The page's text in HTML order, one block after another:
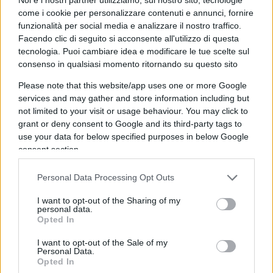
come i cookie per personalizzare contenuti e annunci, fornire
funzionalità per social media e analizzare il nostro traffico.
Facendo clic di seguito si acconsente all'utilizzo di questa
tecnologia. Puoi cambiare idea e modificare le tue scelte sul
consenso in qualsiasi momento ritornando su questo sito
Please note that this website/app uses one or more Google
services and may gather and store information including but
not limited to your visit or usage behaviour. You may click to
grant or deny consent to Google and its third-party tags to
use your data for below specified purposes in below Google
consent section.
Personal Data Processing Opt Outs
I want to opt-out of the Sharing of my
personal data.
Opted In
I want to opt-out of the Sale of my
Personal Data.
Opted In
peraltro contribuito a modificare sensibilmente la
visione del presidente americano Trump e la sua
idea di Europa, inizialmente concepita come
“divisa”, e a riportare al centro la diplomazia, con
l’Italia che adesso “si posiziona come punto di
riferimento per il dialogo internazionale in una
fase di grandi tensioni”.
lontana anni luce dai soliti vecchi pregiudizi
ideologici da sempre imperanti in casa dem,
ministro dell’Interno elogia pubblicamente
nuovo interlocutore privilegiato
dell’amministrazione americana nei rapporti con